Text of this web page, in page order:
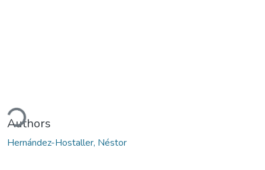
Authors
Hernández-Hostaller, Néstor